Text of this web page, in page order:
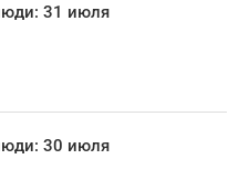
31 июля
30 июля